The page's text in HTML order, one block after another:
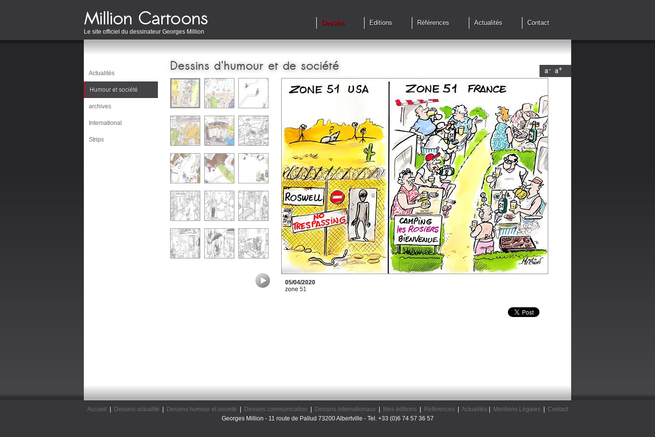
Le site officiel du dessinateur Georges Million
Dessins Editions Références Actualités Contact
Actualités
Humour et société
archives
International
Strips
Dessins d'humour et de société
05/04/2020
zone 51
Accueil Dessins actualité Dessins humour et société Dessins communication Dessins internationaux| Mes éditions| Références| Actualités| Mentions Légales|
Contact
Georges Million - 11 route de Pallud 73200 Albertville - Tel. +33 (0)6 74 57 36 57